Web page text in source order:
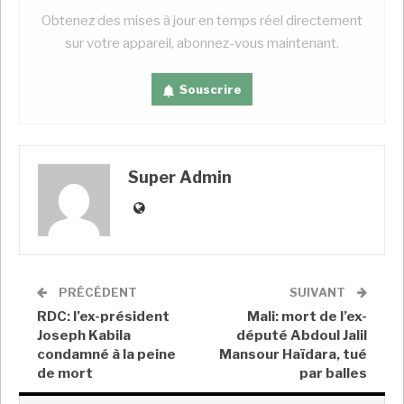
#EnLigneTousResponsables
matière d’école lors de cette conférence sous
régionale et a permis aux autres pays présents de
le ministre de la Communication, porte-parole du
Directrice générale de la Communication et des
médias, a pris part à l’ouverture de la Conférence
régionale sur l’intégrité de l’information en Afrique
de l’Ouestet au Sahel.À la séance plénière, ellea
Obtenez des mises à jour en temps réel directement
sur votre appareil, abonnez-vous maintenant.
Souscrire
Super Admin
PRÉCÉDENT
RDC: l’ex-président
Joseph Kabila
condamné à la peine
de mort
SUIVANT
Mali: mort de l’ex-
député Abdoul Jalil
Mansour Haïdara, tué
par balles